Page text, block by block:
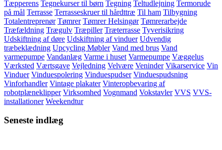
Tæpperens Tegnekurser til børn Tegning Teltudlejning Termorude
på mål Terrasse Terrasseskruer til hårdttræ Til ham Tilbygning
Totalentreprenør Tømrer Tømrer Helsingør Tømrerarbejde
Træfældning Trægulv Træpiller Træterrasse Tyverisikring
Udskiftning af døre Udskiftning af vinduer Udvendig
træbeklædning Upcycling Møbler Vand med brus Vand
varmepumpe Vandanlæg Varme i huset Varmepumpe Væggelus
Værksted Værtsgave Vejledning Velvære Veninder Vikarservice Vin
Vinduer Vinduespolering Vinduespudser Vinduespudsning
Vinforhandler Vintage plakater Vinteropbevaring af
robotplæneklipper Virksomhed Vognmand Vokstavler VVS VVS-
installationer Weekendtur
Seneste indlæg